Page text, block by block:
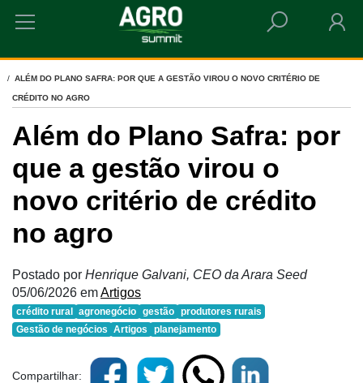
HOME
ALÉM DO PLANO SAFRA: POR QUE A GESTÃO VIROU O NOVO CRITÉRIO DE
CRÉDITO NO AGRO
Além do Plano Safra: por
que a gestão virou o
novo critério de crédito
no agro
Postado por Henrique Galvani, CEO da Arara Seed
05/06/2026 emArtigos
crédito rural agronegócio gestão produtores rurais
Gestão de negócios Artigos planejamento
Compartilhar: